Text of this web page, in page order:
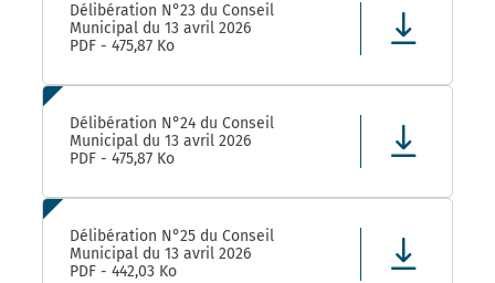
Délibération N°23 du Conseil
Municipal du 13 avril 2026
PDF - 475,87 Ko
Délibération N°24 du Conseil
Municipal du 13 avril 2026
PDF - 475,87 Ko
Délibération N°25 du Conseil
Municipal du 13 avril 2026
PDF - 442,03 Ko